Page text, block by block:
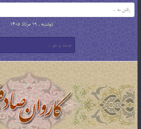
دوشنبه , 19 مرداد 1405